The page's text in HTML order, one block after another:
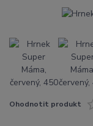
Ohodnotit produkt